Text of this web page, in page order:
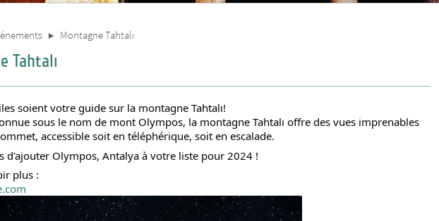
Montagne Tahtalı
Tahtalı
soient votre guide sur la montagne Tahtalı!
sous le nom de mont Olympos, la montagne Tahtalı offre des vues imprenables
accessible soit en téléphérique, soit en escalade.
d'ajouter Olympos, Antalya à votre liste pour 2024 !
plus :